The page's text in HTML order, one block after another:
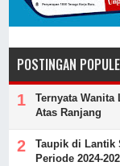
POSTINGAN
Ternyata Wanita
Atas Ranjang
Taupik di Lantik
Periode 2024-